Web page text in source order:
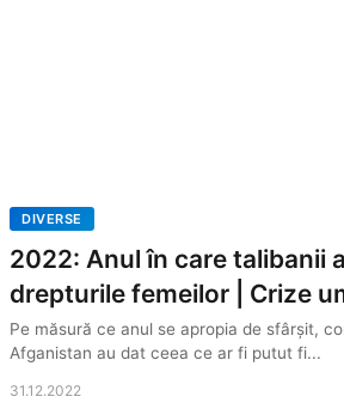
DIVERSE
2022: Anul în care talibanii
drepturile femeilor | Crize
Pe măsură ce anul se apropia de sfârșit,
Afganistan au dat ceea ce ar fi putut fi...
31.12.2022